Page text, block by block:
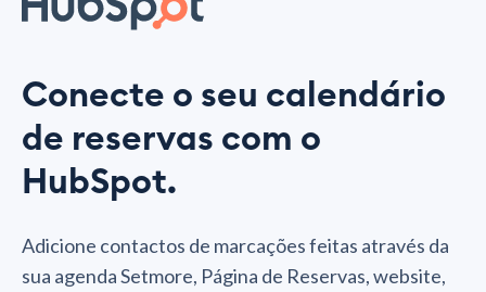
Conecte o seu calendário
de reservas com o
HubSpot.
Adicione contactos de marcações feitas através da
sua agenda Setmore, Página de Reservas, website,